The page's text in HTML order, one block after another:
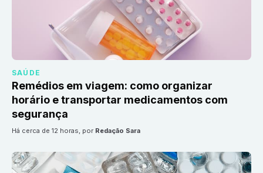
SAÚDE
Remédios em viagem: como organizar
horário e transportar medicamentos com
segurança
há cerca de 12 horas, por Redação Sara